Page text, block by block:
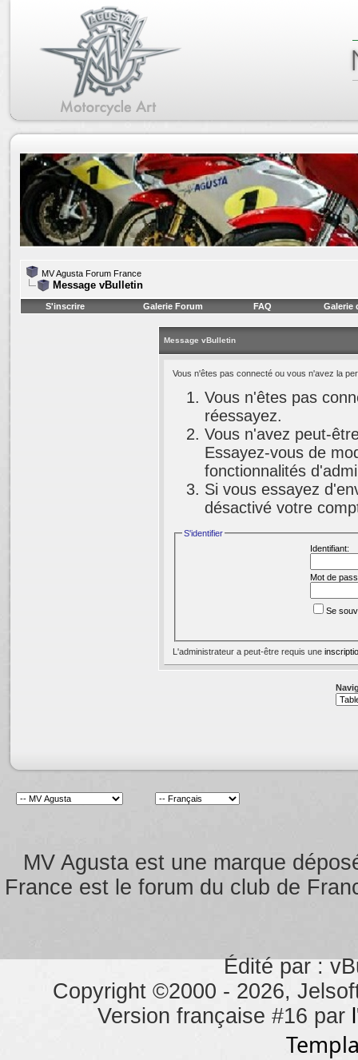
MV Agusta Forum France
Message vBulletin
S'inscrire Galerie Forum FAQ Galerie
Message vBulletin
Vous n'êtes pas connecté ou vous n'avez la
Vous n'êtes pas
réessayez.
Vous n'avez peut-
Essayez-vous de
fonctionnalités
Si vous essayez
désactivé votre
S'identifier
Identifiant:
Mot de
Se
L'administrateur a peut-être requis une
MV Agusta est une marque
France est le forum du club de
Édité par :
Copyright ©2000 - 2026,
Version française #16 par